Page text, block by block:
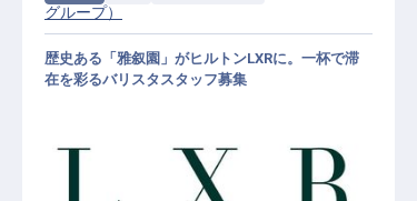
グループ）
歴史ある「雅叙園」がヒルトンLXRに。一杯で滞
在を彩るバリスタスタッフ募集